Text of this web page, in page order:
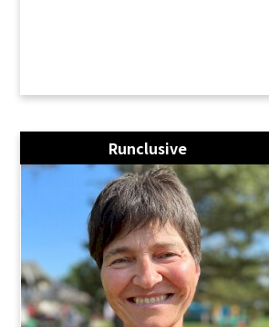
Runclusive